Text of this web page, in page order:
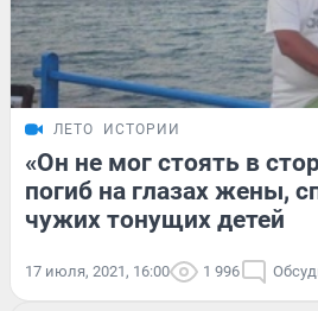
ЛЕТО ИСТОРИИ
«Он не мог стоять в
погиб на глазах жены,
чужих тонущих детей
17 июля, 2021, 16:00 1 996